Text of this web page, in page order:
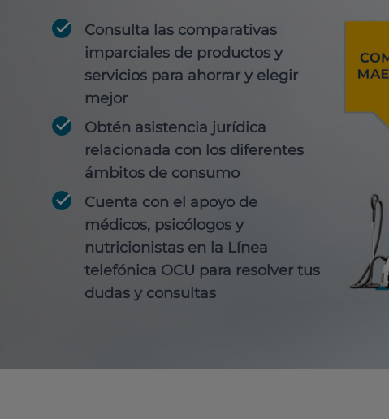
Consulta las comparativas
imparciales de productos y
servicios para ahorrar y elegir
mejor
Obtén asistencia jurídica
relacionada con los diferentes
ámbitos de consumo
Cuenta con el apoyo de
médicos, psicólogos y
nutricionistas en la Línea
telefónica OCU para resolver tus
dudas y consultas